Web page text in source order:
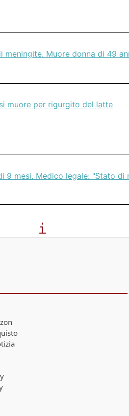
meningite. Muore donna di 49
muore per rigurgito del latte
9 mesi. Medico legale: "Stato di